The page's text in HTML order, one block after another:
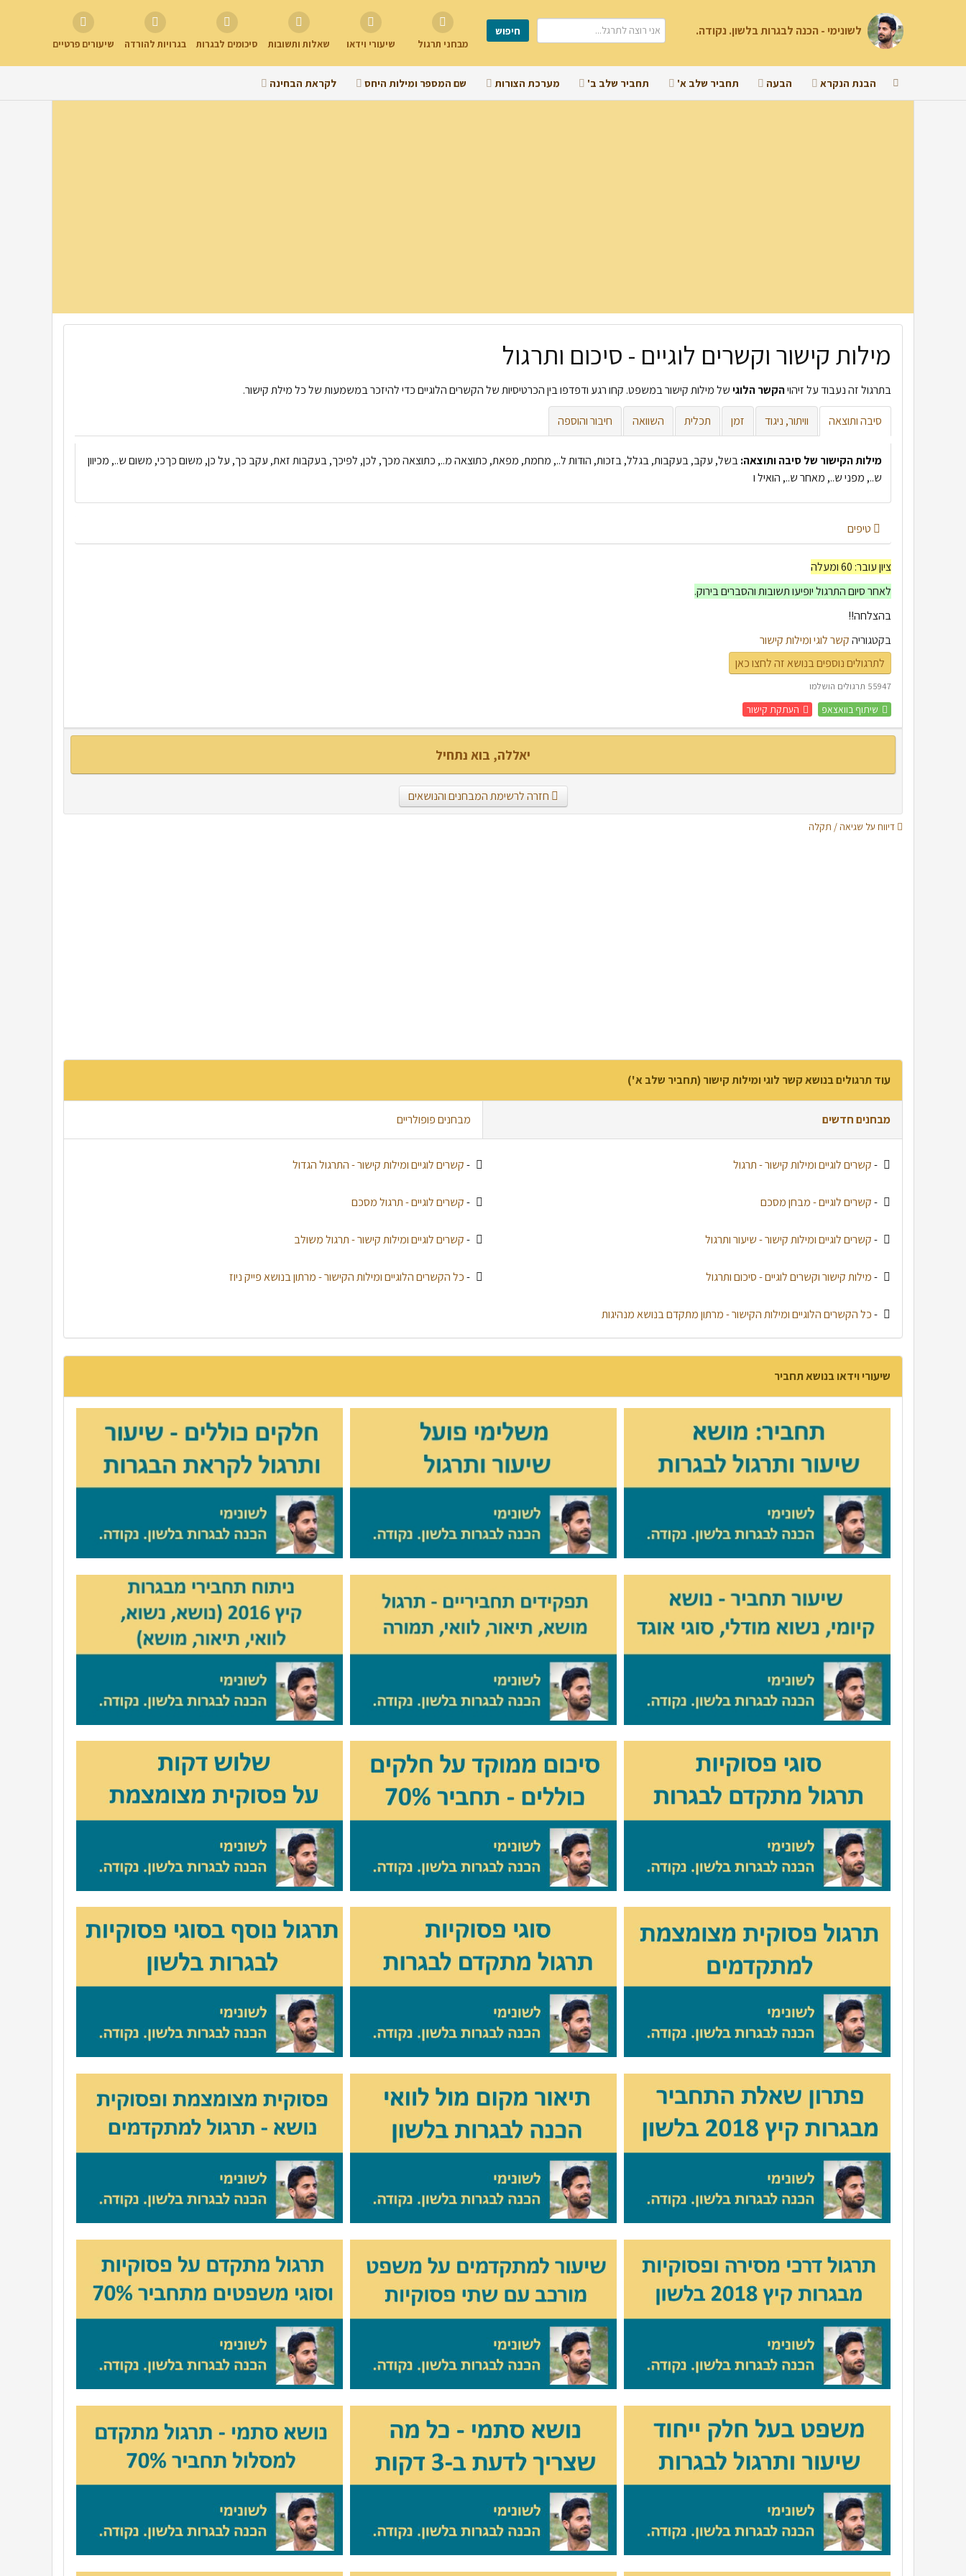
לשונימי - הכנה לבגרות בלשון. נקודה.
מבחני תרגול שיעורי וידאו שאלות ותשובות סיכומים לבגרות בגרויות להורדה שיעורים פרטיים
הבנת הנקרא הבעה תחביר שלב א' תחביר שלב ב' מערכת הצורות שם המספר ומילות היחס לקראת הבחינה
מילות קישור וקשרים לוגיים - סיכום ותרגול
בתרגול זה נעבוד על זיהויהקשרהלוגישל מילות קישור במשפט. קחו רגע ודפדפו בין הכרטיסיות של הקשרים הלוגיים כדי להיזכר במשמעות של כל מילת קישור.
סיבה ותוצאה וויתור, ניגוד זמן תכלית השוואה חיבור והוספה
מילות הקישור של סיבה ותוצאה:בשל, עקב, בעקבות, בגלל, בזכות, הודות ל.., מחמת, מפאת, כתוצאה מ.., כתוצאה מכך, לכן, לפיכך, בעקבות זאת, עקב כך, על כן, משום כךכי, משום ש.., מכיוון
ש.., מפני ש.., מאחר ש.., הואיל ו
טיפים
לפני מילת קישור, יופיע פסיק במשפט.
ההבדל בין מילת הקישור למילת יחס, הוא שמילת יחס ניתן להטות: שלי, שלך, שלנו... ומילת קישור לא ניתו להטות: לכן...
ציון עובר: 60 ומעלה
לאחר סיום התרגול יופיעו תשובות והסברים בירוק.
בהצלחה!!
בקטגוריהקשר לוגי ומילות קישור
לתרגולים נוספים בנושא זה לחצו כאן
55947 תרגולים הושלמו
שיתוף בוואצאפ העתקת קישור
יאללה, בוא נתחיל
חזרה לרשימת המבחנים והנושאים
דיווח על שגיאה / תקלה
עוד תרגולים בנושא קשר לוגי ומילות קישור (תחביר שלב א')
מבחנים חדשים מבחנים פופולריים
-קשרים לוגיים ומילות קישור - תרגול -קשרים לוגיים ומילות קישור - התרגול הגדול
-קשרים לוגיים - מבחן מסכם -קשרים לוגיים - תרגול מסכם
-קשרים לוגיים ומילות קישור - שיעור ותרגול -קשרים לוגיים ומילות קישור - תרגול משולב
-מילות קישור וקשרים לוגיים - סיכום ותרגול -כל הקשרים הלוגיים ומילות הקישור - מרתון בנושא פייק ניוז
-כל הקשרים הלוגיים ומילות הקישור - מרתון מתקדם בנושא מנהיגות
שיעורי וידאו בנושא תחביר